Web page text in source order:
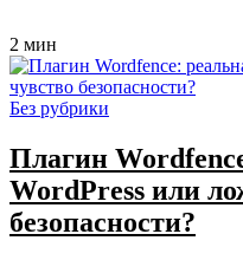
2 мин
Без рубрики
Плагин
WordPress или
безопасности?